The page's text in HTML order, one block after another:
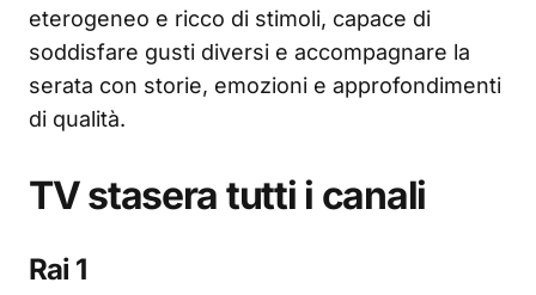
eterogeneo e ricco di stimoli, capace di
soddisfare gusti diversi e accompagnare la
serata con storie, emozioni e approfondimenti
di qualità.
TV stasera tutti i canali
Rai 1